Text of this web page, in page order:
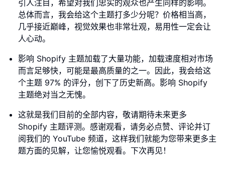
引人注目，希望对我们忠实的观众也产生同样的影响。
总体而言，我会给这个主题打多少分呢？价格相当高，
几乎接近巅峰，视觉效果也非常壮观，易用性一定会让
人心动。
影响 Shopify 主题加载了大量功能，加载速度相对市场
而言足够快，可能是最高质量的之一。因此，我会给这
个主题 97% 的评分，创下了历史新高。影响 Shopify
主题绝对当之无愧。
这就是我们目前的全部内容，敬请期待未来更多
Shopify 主题评测。感谢观看，请务必点赞、评论并订
阅我们的 YouTube 频道，这样我们就能为您带来更多主
题方面的见解，让您愉悦观看。下次再见！